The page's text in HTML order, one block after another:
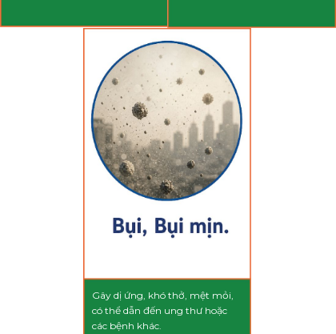
Gây dị ứng mắt, mũi, họng, đau đầu, buồn nôn, ảnh hưởng đến chức năng
gan, phổi, hệ thần kinh trung ương, ung thư,...
Gây dị ứng, khó thở, mệt mỏi,
có thể dẫn đến ung thư hoặc
các bệnh khác.